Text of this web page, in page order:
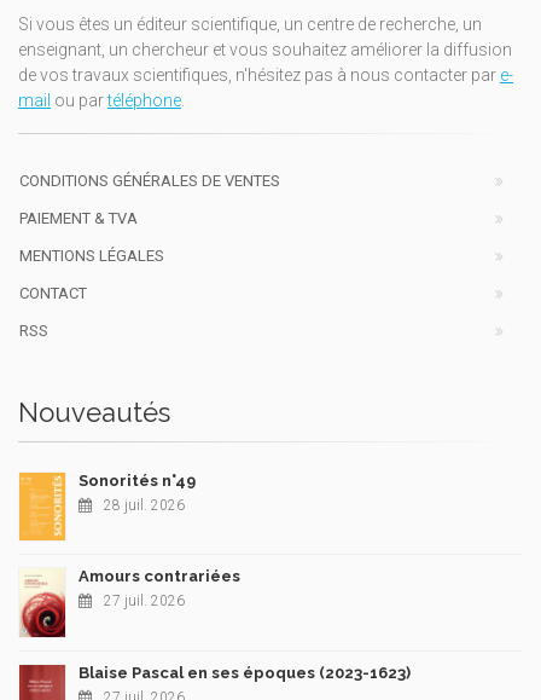
Si vous êtes un éditeur scientifique, un centre de recherche, un
enseignant, un chercheur et vous souhaitez améliorer la diffusion
de vos travaux scientifiques, n'hésitez pas à nous contacter par e-
mail ou partéléphone.
CONDITIONS GÉNÉRALES DE VENTES
PAIEMENT & TVA
MENTIONS LÉGALES
CONTACT
RSS
Nouveautés
Sonorités n°49
28 juil. 2026
Amours contrariées
27 juil. 2026
Blaise Pascal en ses époques (2023-1623)